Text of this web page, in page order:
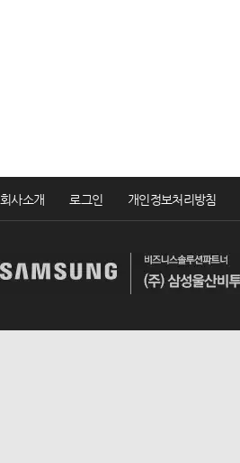
회사소개 로그인 개인정보처리방침